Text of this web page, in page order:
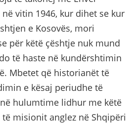
vitin 1946, kur dihet se kur
e Kosovës, mori
për këtë çështje nuk mund
të haste në kundërshtimin
Mbetet që historianët të
e kësaj periudhe të
hulumtime lidhur me këtë
misionit anglez në Shqipëri